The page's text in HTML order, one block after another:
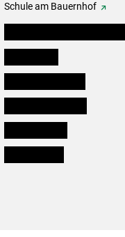
Schule am Bauernhof